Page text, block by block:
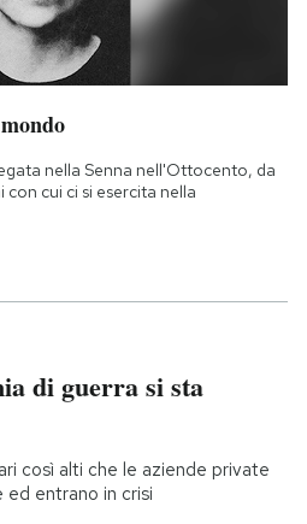
nella Senna nell'Ottocento, da
cui ci si esercita nella
di guerra si sta
così alti che le aziende private
entrano in crisi